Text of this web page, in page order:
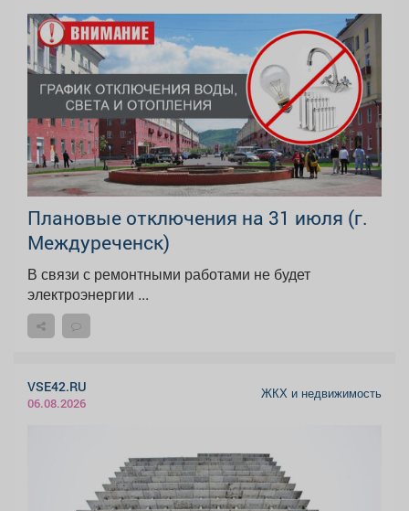
Плановые отключения на 31 июля (г.
Междуреченск)
В связи с ремонтными работами не будет
электроэнергии ...
VSE42.RU
06.08.2026
ЖКХ и недвижимость